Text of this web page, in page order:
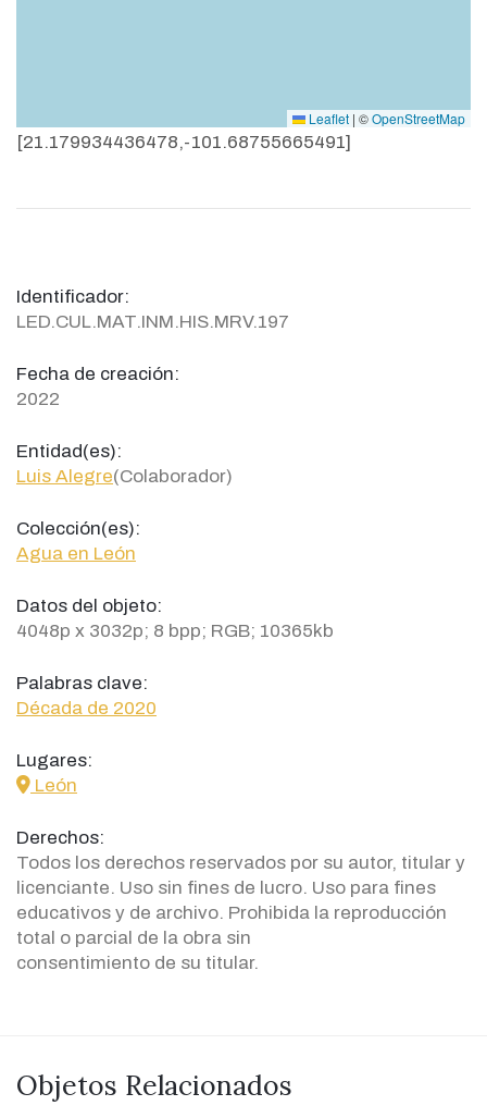
Leaflet | ©OpenStreetMap
[21.179934436478,-101.68755665491]
Identificador:
LED.CUL.MAT.INM.HIS.MRV.197
Fecha de creación:
2022
Entidad(es):
Luis Alegre(Colaborador)
Colección(es):
Agua en León
Datos del objeto:
4048p x 3032p; 8 bpp; RGB; 10365kb
Palabras clave:
Década de 2020
Lugares:
icon
León
Derechos:
Todos los derechos reservados por su autor, titular y
licenciante. Uso sin fines de lucro. Uso para fines
educativos y de archivo. Prohibida la reproducción
total o parcial de la obra sin
consentimiento de su titular.
Objetos Relacionados